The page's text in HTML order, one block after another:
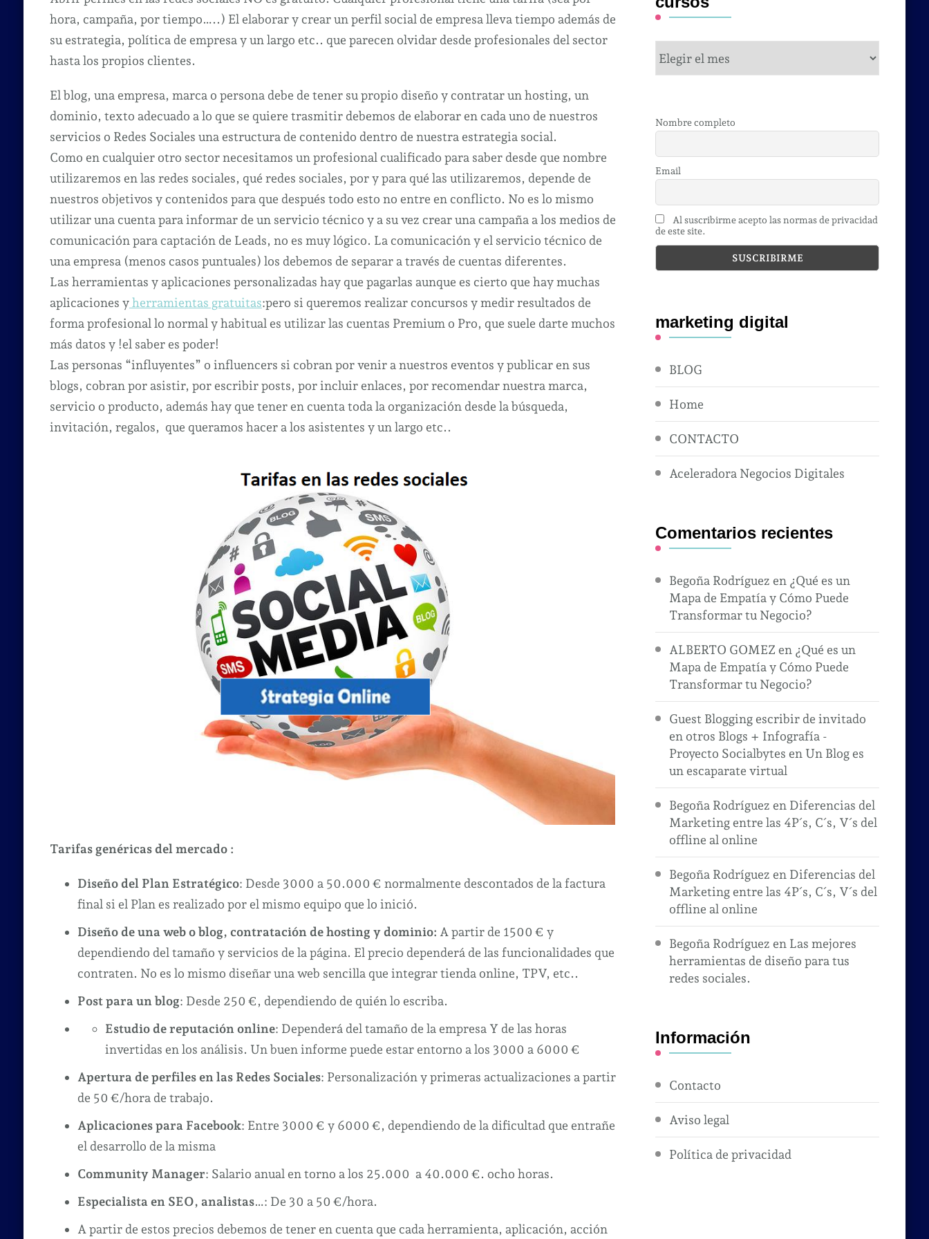
Sociales.
hora, campaña, por tiempo…..) El elaborar y crear un perfil social de empresa lleva tiempo además de
su estrategia, política de empresa y un largo etc.. que parecen olvidar desde profesionales del sector
hasta los propios clientes.
El blog, una empresa, marca o persona debe de tener su propio diseño y contratar un hosting, un
dominio, texto adecuado a lo que se quiere trasmitir debemos de elaborar en cada uno de nuestros
servicios o Redes Sociales una estructura de contenido dentro de nuestra estrategia social.
Como en cualquier otro sector necesitamos un profesional cualificado para saber desde que nombre
utilizaremos en las redes sociales, qué redes sociales, por y para qué las utilizaremos, depende de
nuestros objetivos y contenidos para que después todo esto no entre en conflicto. No es lo mismo
utilizar una cuenta para informar de un servicio técnico y a su vez crear una campaña a los medios de
comunicación para captación de Leads, no es muy lógico. La comunicación y el servicio técnico de
una empresa (menos casos puntuales) los debemos de separar a través de cuentas diferentes.
Las herramientas y aplicaciones personalizadas hay que pagarlas aunque es cierto que hay muchas
aplicaciones yherramientas gratuitas:pero si queremos realizar concursos y medir resultados de
forma profesional lo normal y habitual es utilizar las cuentas Premium o Pro, que suele darte muchos
más datos y !el saber es poder!
Las personas “influyentes” o influencers si cobran por venir a nuestros eventos y publicar en sus
blogs, cobran por asistir, por escribir posts, por incluir enlaces, por recomendar nuestra marca,
servicio o producto, además hay que tener en cuenta toda la organización desde la búsqueda,
invitación, regalos, que queramos hacer a los asistentes y un largo etc..
Tarifas genéricas del mercado :
Diseño del Plan Estratégico: Desde 3000 a 50.000 € normalmente descontados de la factura
final si el Plan es realizado por el mismo equipo que lo inició.
Diseño de una web o blog, contratación de hosting y dominio: A partir de 1500 € y
dependiendo del tamaño y servicios de la página. El precio dependerá de las funcionalidades que
contraten. No es lo mismo diseñar una web sencilla que integrar tienda online, TPV, etc..
Post para un blog: Desde 250 €, dependiendo de quién lo escriba.
Estudio de reputación online: Dependerá del tamaño de la empresa Y de las horas
invertidas en los análisis. Un buen informe puede estar entorno a los 3000 a 6000 €
Apertura de perfiles en las Redes Sociales: Personalización y primeras actualizaciones a partir
de 50 €/hora de trabajo.
Aplicaciones para Facebook: Entre 3000 € y 6000 €, dependiendo de la dificultad que entrañe
el desarrollo de la misma
Community Manager: Salario anual en torno a los 25.000 a 40.000 €. ocho horas.
Especialista en SEO, analistas…: De 30 a 50 €/hora.
A partir de estos precios debemos de tener en cuenta que cada herramienta, aplicación, acción
cursos
Nombre completo
Email
Al suscribirme acepto las normas de privacidad
de este site.
marketing digital
BLOG
Home
CONTACTO
Aceleradora Negocios Digitales
Comentarios recientes
Begoña Rodríguez en ¿Qué es un
Mapa de Empatía y Cómo Puede
Transformar tu Negocio?
ALBERTO GOMEZ en ¿Qué es un
Mapa de Empatía y Cómo Puede
Transformar tu Negocio?
Guest Blogging escribir de invitado
en otros Blogs + Infografía -
Proyecto Socialbytes en Un Blog es
un escaparate virtual
Begoña Rodríguez en Diferencias del
Marketing entre las 4P´s, C´s, V´s del
offline al online
Begoña Rodríguez en Diferencias del
Marketing entre las 4P´s, C´s, V´s del
offline al online
Begoña Rodríguez en Las mejores
herramientas de diseño para tus
redes sociales.
Información
Contacto
Aviso legal
Política de privacidad